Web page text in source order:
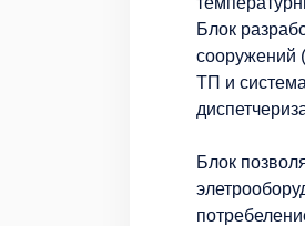
Блок
сооружений
ТП и
Блок